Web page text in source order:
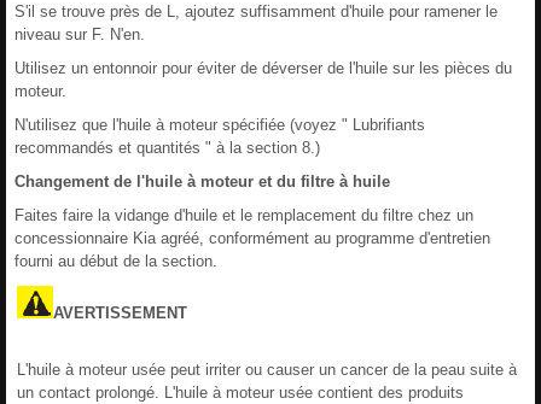
S'il se trouve près de L, ajoutez suffisamment d'huile pour ramener le
niveau sur F. N'en.
Utilisez un entonnoir pour éviter de déverser de l'huile sur les pièces du
moteur.
N'utilisez que l'huile à moteur spécifiée (voyez " Lubrifiants
recommandés et quantités " à la section 8.)
Changement de l'huile à moteur et du filtre à huile
Faites faire la vidange d'huile et le remplacement du filtre chez un
concessionnaire Kia agréé, conformément au programme d'entretien
fourni au début de la section.
AVERTISSEMENT
L'huile à moteur usée peut irriter ou causer un cancer de la peau suite à
un contact prolongé. L'huile à moteur usée contient des produits